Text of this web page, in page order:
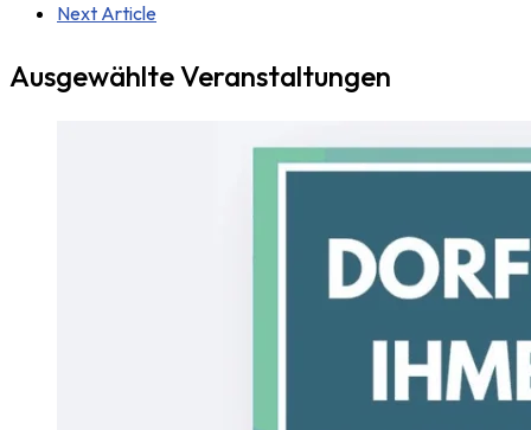
Next Article
Ausgewählte Veranstaltungen